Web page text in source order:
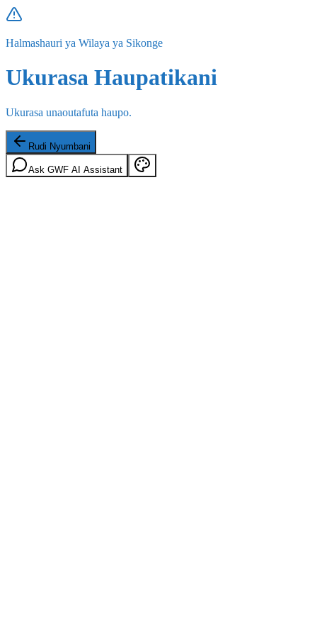
Halmashauri ya Wilaya ya Sikonge
Ukurasa Haupatikani
Ukurasa unaoutafuta haupo.
Rudi Nyumbani
Ask GWF AI Assistant